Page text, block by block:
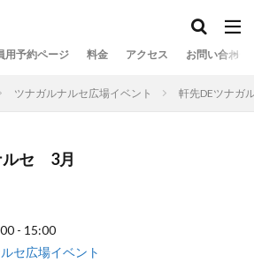
用予約ページ 料金 アクセス お問い合わせ
ツナガルナルセ広場イベント 軒先DEツナガ
ルセ 3月
- 15:00
セ広場イベント